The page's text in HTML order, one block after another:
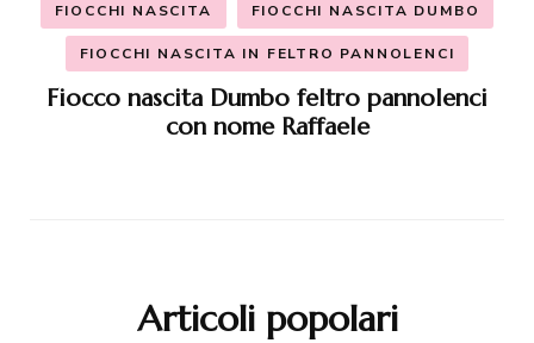
FIOCCHI NASCITA FIOCCHI NASCITA DUMBO
FIOCCHI NASCITA IN FELTRO PANNOLENCI
Fiocco nascita Dumbo feltro pannolenci
con nome Raffaele
Articoli popolari